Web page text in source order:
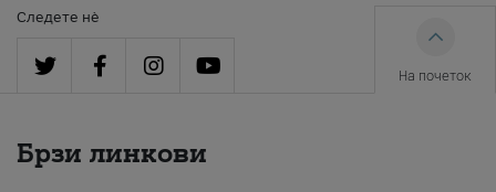
Следете нè
На почеток
Брзи линкови